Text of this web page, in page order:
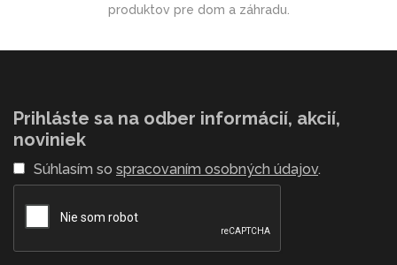
produktov pre dom a záhradu.
Prihláste sa na odber informácií, akcií,
noviniek
Súhlasím so spracovaním osobných údajov.